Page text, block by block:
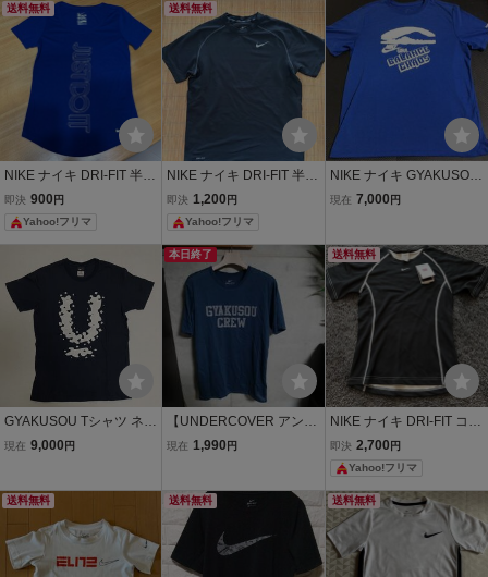
送料無料
NIKE ナイキ DRI-FIT 半袖
Tシャツ ブルー M
即決 900 円
Yahoo!フリマ
送料無料
NIKE ナイキ DRI-FIT 半袖
Tシャツ ブラック スポー
ツウェア
即決 1,200 円
Yahoo!フリマ
NIKE ナイキ GYAKUSOU
ギャクソウ GIRA アンダ
フィット DRI-FIT XL su20
1101nig cu8260-477
現在 7,000 円
GYAKUSOU Tシャツ ネイ
ビー Lサイズ NIKE ギャク
盾 JONIO ジョニオ
現在 9,000 円
本日終了
【UNDERCOVER アンダ
ーカバー × NIKE ナイキ】
ソウ」 人気アイテム
現在 1,990 円
送料無料
NIKE ナイキ DRI-FIT コン
プレッション 半袖Tシャ
ツ ブラック
即決 2,700 円
Yahoo!フリマ
送料無料 送料無料 送料無料